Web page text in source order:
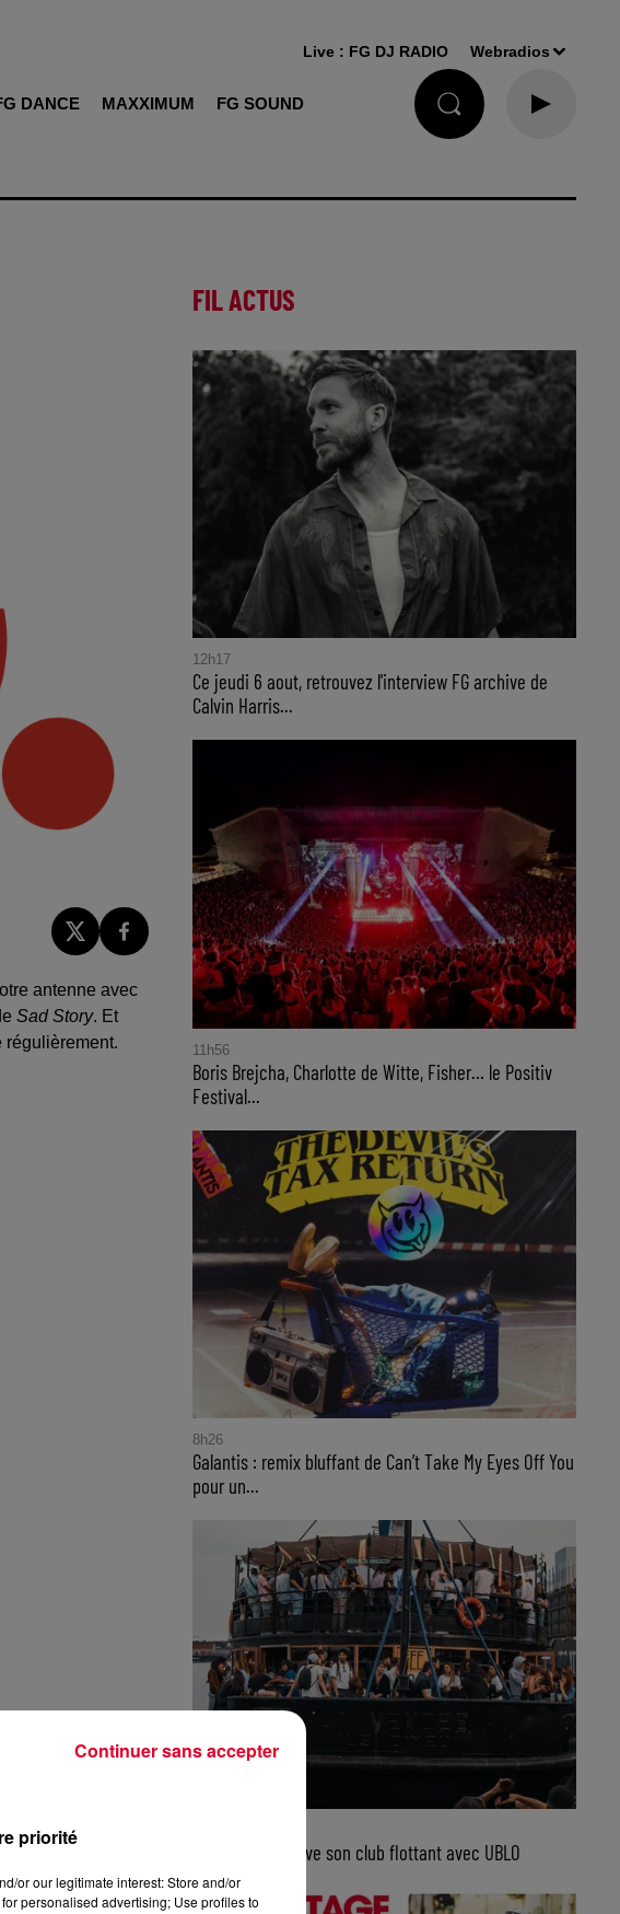
DANCE MAXXIMUM FG SOUND
Live : FG DJ RADIO Webradios
antenne avec
Sad Story. Et
régulièrement.
FIL ACTUS
12h17
Ce jeudi 6 aout, retrouvez l'interview FG archive de
Calvin Harris...
11h56
Boris Brejcha, Charlotte de Witte, Fisher… le Positiv
Festival...
8h26
Galantis : remix bluffant de Can’t Take My Eyes Off You
pour un...
Bordeaux retrouve son club flottant avec UBLO
priorité
or our legitimate interest: Store and/or
personalised advertising; Use profiles to
Continuer sans accepter